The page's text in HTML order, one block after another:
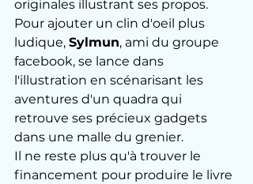
originales illustrant ses propos.
Pour ajouter un clin d'oeil plus
ludique, Sylmun, ami du groupe
facebook, se lance dans
l'illustration en scénarisant les
aventures d'un quadra qui
retrouve ses précieux gadgets
dans une malle du grenier.
Il ne reste plus qu'à trouver le
financement pour produire le livre